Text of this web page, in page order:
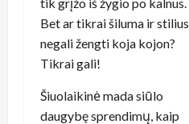
Bet ar tikrai šiluma ir stilius
negali žengti koja kojon?
Tikrai gali!
Šiuolaikinė mada siūlo
daugybę sprendimų, kaip